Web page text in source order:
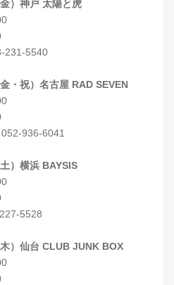
）神戸 太陽と虎
231-5540
・祝）名古屋 RAD SEVEN
936-6041
）横浜 BAYSIS
5528
）仙台 CLUB JUNK BOX